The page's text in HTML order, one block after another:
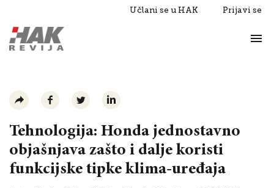
Učlani se u HAK Prijavi se
Razgovori
Tehnologija: Honda jednostavno
objašnjava zašto i dalje koristi
funkcijske tipke klima-uređaja